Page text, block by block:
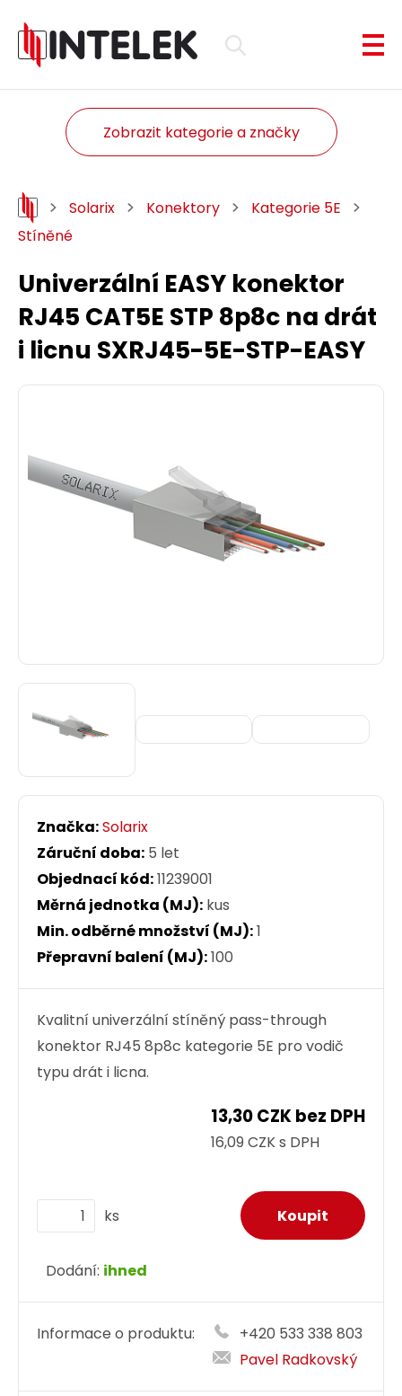
Zobrazit kategorie a značky
Solarix Konektory
Kategorie 5E
Stíněné
Univerzální EASY konektor
RJ45 CAT5E STP 8p8c na drát
i licnu SXRJ45-5E-STP-EASY
Značka:Solarix
Záruční doba: 5 let
Objednací kód:11239001
Měrná jednotka (MJ): kus
Min. odběrné množství (MJ):1
Přepravní balení (MJ):100
Kvalitní univerzální stíněný pass-through
konektor RJ45 8p8c kategorie 5E pro vodič
typu drát i licna.
13,30 CZK bez DPH
16,09 CZK s DPH
ks
Dodání: ihned
Informace o produktu:
+420 533 338 803
Pavel Radkovský